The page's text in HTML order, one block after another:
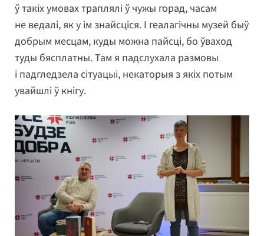
ў такіх умовах траплялі ў чужы горад, часам
не ведалі, як у ім знайсціся. І геалагічны музей быў
добрым месцам, куды можна пайсці, бо ўваход
туды бясплатны. Там я падслухала размовы
і падгледзела сітуацыі, некаторыя з якіх потым
увайшлі ў кнігу.